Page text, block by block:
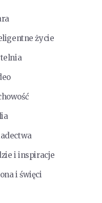
życie
i inspiracje
i święci